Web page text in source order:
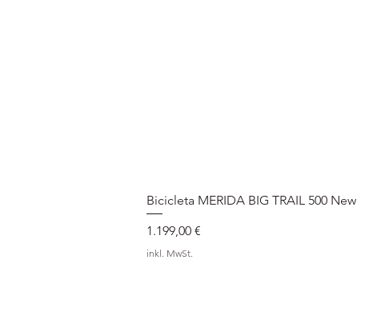
Bicicleta MERIDA BIG TRAIL 500 New
Preis
1.199,00 €
inkl. MwSt.